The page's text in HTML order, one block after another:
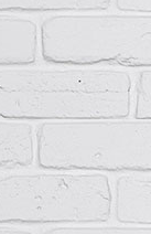
В нижней
питающих
нулевой
различного
Технические
Ток вводного
Напряжение